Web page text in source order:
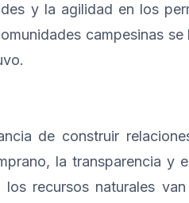
y la agilidad en los
campesinas
de construir
la transparencia y
los recursos naturales